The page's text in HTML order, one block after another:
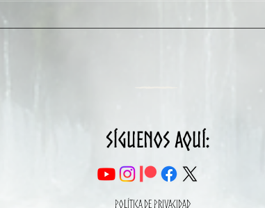
Síguenos aquí:
Política de privacidad